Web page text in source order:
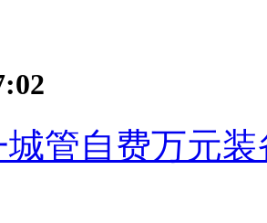
城管自费万元